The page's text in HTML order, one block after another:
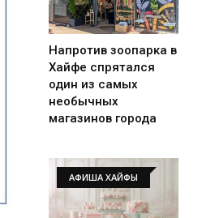
Напротив зоопарка в
Хайфе спрятался
один из самых
необычных
магазинов города
АФИША ХАЙФЫ